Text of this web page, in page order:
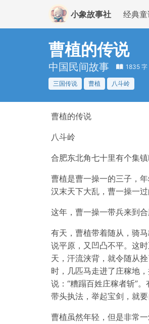
小象故事社 经典
曹植的传说
中国民间故事 1835 字
三国传说 曹植 八斗岭
曹植的传说
八斗岭
合肥东北角七十里有个集
曹植是曹一操一的三子，
汉末天下大乱，曹一操一
这年，曹一操一带兵来到
有天，曹植带着随从，骑
说平原，又凹凸不平。这
天，汗流浃背，就令随从
时，几匹马走进了庄稼地
说：“糟蹋百姓庄稼者斩”
带头执法，举起宝剑，就
曹植虽然年轻，但是非常